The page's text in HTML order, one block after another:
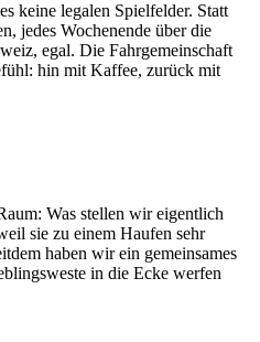
keine legalen Spielfelder. Statt
jedes Wochenende über die
egal. Die Fahrgemeinschaft
hin mit Kaffee, zurück mit
Was stellen wir eigentlich
sie zu einem Haufen sehr
haben wir ein gemeinsames
in die Ecke werfen